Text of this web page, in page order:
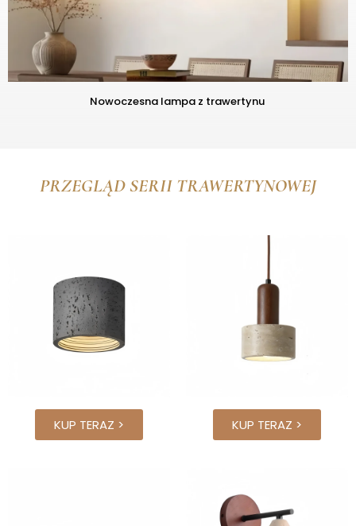
Nowoczesna lampa z trawertynu
PRZEGLĄD SERII TRAWERTYNOWEJ
KUP TERAZ > KUP TERAZ >